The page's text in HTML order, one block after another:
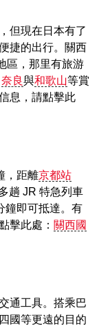
但現在日本有了
捷的出行。關西
區，那里有旅游
奈良與和歌山等賞
息，請點擊此
，距離京都站
趟 JR 特急列車
鐘即可抵達。有
擊此處： 關西國
通工具。搭乘巴
國等更遠的目的